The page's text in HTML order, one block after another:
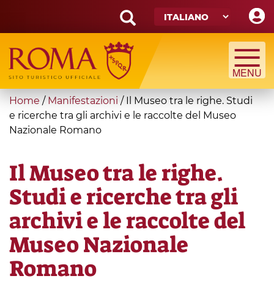
main
content
Search
form
Cerca
You
are
here
Home / Manifestazioni /
Il Museo tra le righe. Studi
e ricerche tra gli archivi e le raccolte del Museo
Nazionale Romano
Il Museo tra le righe.
Studi e ricerche tra gli
archivi e le raccolte del
Museo Nazionale
Romano